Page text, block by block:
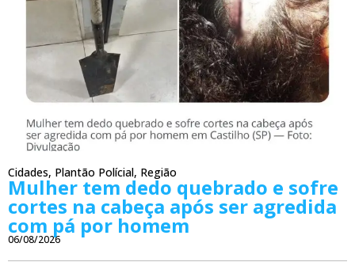
Cidades, Plantão Polícial, Região
Mulher tem dedo quebrado e sofre
cortes na cabeça após ser agredida
com pá por homem
06/08/2026